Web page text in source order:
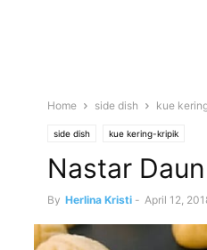
Home side dish kue
side dish kue kering-kripik
Nastar
By Herlina Kristi - April 12,